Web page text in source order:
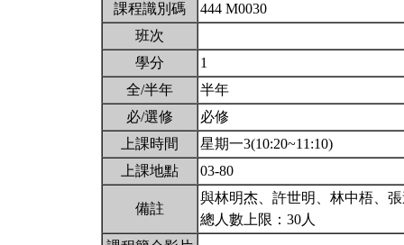
課程識別碼
444 M0030
班次
學分
1
全/半年
半年
必/選修
必修
上課時間
星期一3(10:20~11:10)
上課地點
03-80
備註
與林明杰、許世明、林中梧、
總人數上限：30人